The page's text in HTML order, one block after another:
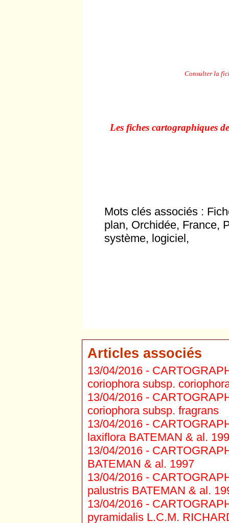
Consulter la
Les fiches cartographiques
Mots clés associés :
plan, Orchidée, France,
système, logiciel,
Articles associés
13/04/2016 -
coriophora subsp.
13/04/2016 -
coriophora subsp. fragrans
13/04/2016 -
laxiflora BATEMAN & al.
13/04/2016 -
BATEMAN & al. 1997
13/04/2016 -
palustris BATEMAN & al.
13/04/2016 -
pyramidalis L.C.M.